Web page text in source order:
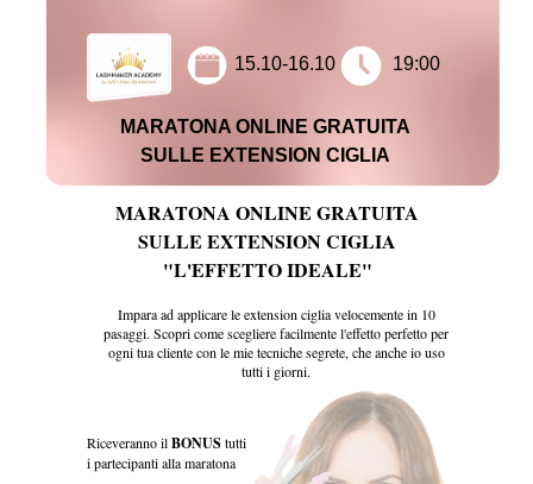
15.10-16.10
MARATONA ONLINE GRATUITA
SULLE EXTENSION CIGLIA
MARATONA ONLINE GRATUITA
SULLE EXTENSION CIGLIA
"L'EFFETTO IDEALE"
19:00
Riceveranno ilBONUStutti
i partecipanti alla maratona
Impara ad applicare le extension ciglia velocemente in 10
pasaggi. Scopri come scegliere facilmente l'effetto perfetto per
ogni tua cliente con le mie tecniche segrete, che anche io uso
tutti i giorni.